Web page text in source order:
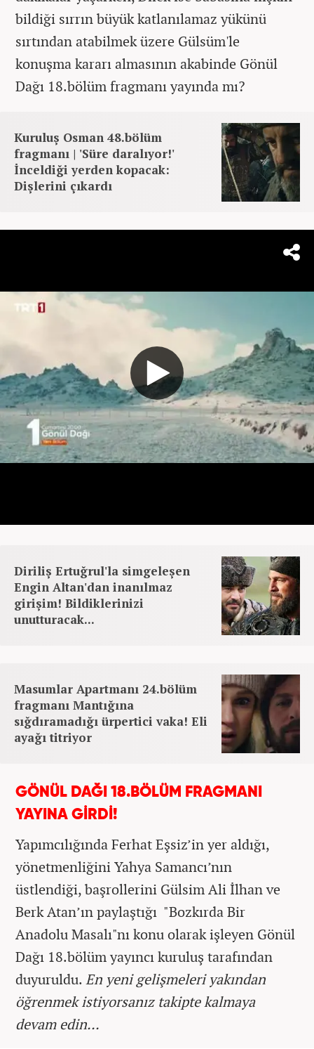
bildiği sırrın büyük katlanılamaz yükünü
sırtından atabilmek üzere Gülsüm'le
konuşma kararı almasının akabinde Gönül
Dağı 18.bölüm fragmanı yayında mı?
Kuruluş Osman 48.bölüm
fragmanı | 'Süre daralıyor!'
İnceldiği yerden kopacak:
Dişlerini çıkardı
Diriliş Ertuğrul'la simgeleşen
Engin Altan'dan inanılmaz
girişim! Bildiklerinizi
unutturacak...
Masumlar Apartmanı 24.bölüm
fragmanı Mantığına
sığdıramadığı ürpertici vaka! Eli
ayağı titriyor
GÖNÜL DAĞI 18.BÖLÜM FRAGMANI
YAYINA GİRDİ!
Yapımcılığında Ferhat Eşsiz’in yer aldığı,
yönetmenliğini Yahya Samancı’nın
üstlendiği, başrollerini Gülsim Ali İlhan ve
Berk Atan’ın paylaştığı "Bozkırda Bir
Anadolu Masalı"nı konu olarak işleyen Gönül
Dağı 18.bölüm yayıncı kuruluş tarafından
duyuruldu.En yeni gelişmeleri yakından
öğrenmek istiyorsanız takipte kalmaya
devam edin...